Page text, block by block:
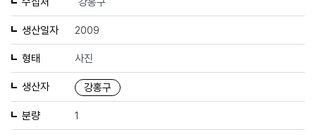
생산일자 2009
형태 사진
생산자 강홍구
분량 1